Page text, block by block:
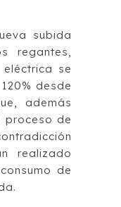
subida
regantes,
se
desde
además
proceso de
realizado
de